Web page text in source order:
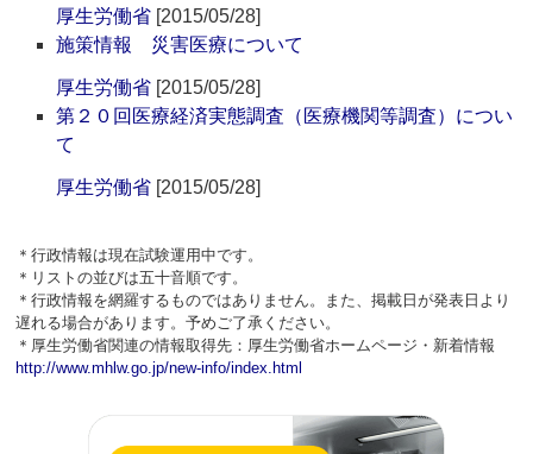
厚生労働省 [2015/05/28]
施策情報 災害医療について
厚生労働省 [2015/05/28]
第２０回医療経済実態調査（医療機関等調査）につい
て
厚生労働省 [2015/05/28]
＊行政情報は現在試験運用中です。
＊リストの並びは五十音順です。
＊行政情報を網羅するものではありません。また、掲載日が発表日より
遅れる場合があります。予めご了承ください。
＊厚生労働省関連の情報取得先：厚生労働省ホームページ・新着情報
http://www.mhlw.go.jp/new-info/index.html